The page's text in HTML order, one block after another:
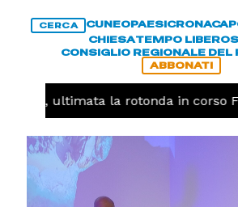
CERCA CUNEOPAESICRONACA
CHIESATEMPO LIBERO
CONSIGLIO REGIONALE DEL
ABBONATI
ultimata la rotonda in corso